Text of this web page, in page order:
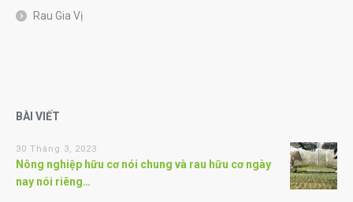
Rau Gia Vị
BÀI VIẾT
30 Tháng 3, 2023
Nông nghiệp hữu cơ nói chung và rau hữu cơ ngày
nay nói riêng…